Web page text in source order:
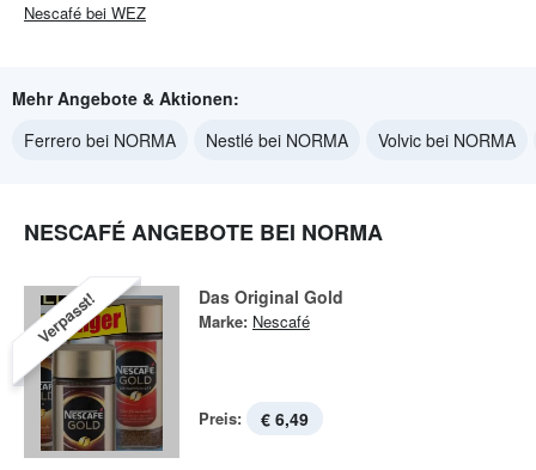
Nescafé bei WEZ
Mehr Angebote & Aktionen:
Ferrero bei NORMA
Nestlé bei NORMA Volvic bei NORMA
NESCAFÉ ANGEBOTE BEI NORMA
Verpasst! Das Original Gold
Marke: Nescafé
Preis: € 6,49